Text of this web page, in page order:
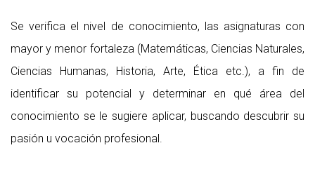
Se verifica el nivel de conocimiento, las asignaturas con
mayor y menor fortaleza (Matemáticas, Ciencias Naturales,
Ciencias Humanas, Historia, Arte, Ética etc.), a fin de
identificar su potencial y determinar en qué área del
conocimiento se le sugiere aplicar, buscando descubrir su
pasión u vocación profesional.